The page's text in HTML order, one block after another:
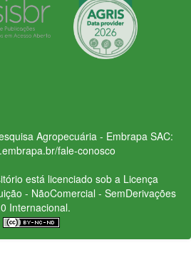
Agropecuária - Embrapa SAC:
fale-conosco
está licenciado sob a Licença
- NãoComercial - SemDerivações
Internacional.